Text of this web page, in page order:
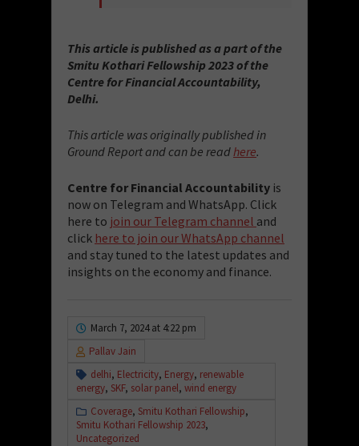
This article is published as a part of the
Smitu Kothari Fellowship 2023 of the
Centre for Financial Accountability,
Delhi.
This article was originally published in
Ground Report and can be read here.
Centre for Financial Accountability is
now on Telegram and WhatsApp. Click
here to join our Telegram channel and
click here to join our WhatsApp channel
and stay tuned to the latest updates and
insights on the economy and finance.
March 7, 2024 at 4:22 pm
Pallav Jain
delhi, Electricity, Energy, renewable
energy, SKF, solar panel, wind energy
Coverage, Smitu Kothari Fellowship,
Smitu Kothari Fellowship 2023,
Uncategorized